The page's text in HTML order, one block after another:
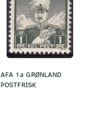
AFA 1a GRØNLAND
POSTFRISK